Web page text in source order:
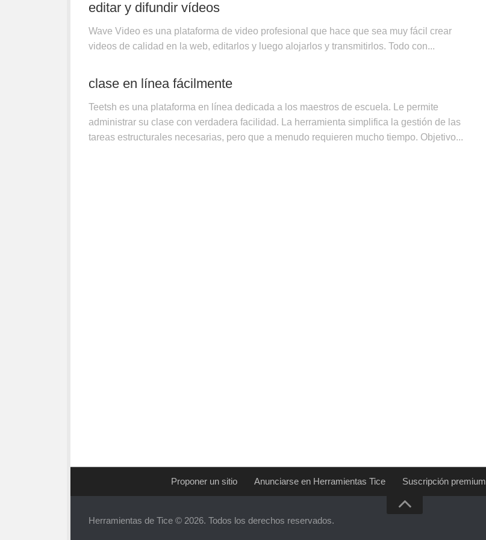
editar y difundir vídeos
Wave Video es una plataforma de video profesional que hace que sea muy fácil crear
videos de calidad en la web, editarlos y luego alojarlos y transmitirlos. Todo con...
SOLICITUDES/SERVICIOS PÚBLICOS 2 DE SEPTIEMBRE DE 2021
clase en línea fácilmente
Teetsh es una plataforma en línea dedicada a los maestros de escuela. Le permite
administrar su clase con verdadera facilidad. La herramienta simplifica la gestión de las
tareas estructurales necesarias, pero que a menudo requieren mucho tiempo. Objetivo...
Proponer un sitio Anunciarse en Herramientas Tice Suscripción premium
Herramientas de Tice © 2026. Todos los derechos reservados.